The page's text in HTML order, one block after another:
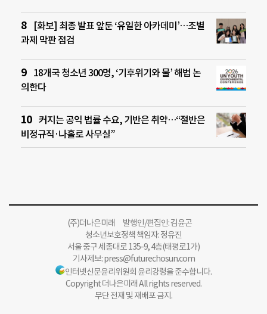
[화보] 최종 발표 앞둔 ‘유일한 아카데미’…조별
과제 막판 점검
18개국 청소년 300명, ‘기후위기와 물’ 해법 논
의한다
커지는 공익 법률 수요, 기반은 취약…“절반은
비정규직·나홀로 사무실”
(주)더나은미래 발행인/편집인: 김윤곤
청소년보호정책 책임자: 정유진
서울 중구 세종대로 135-9, 4층(태평로1가)
기사제보:press@futurechosun.com
인터넷신문윤리위원회 윤리강령을 준수합니다.
Copyright 더나은미래 All rights reserved.
무단 전재 및 재배포 금지.